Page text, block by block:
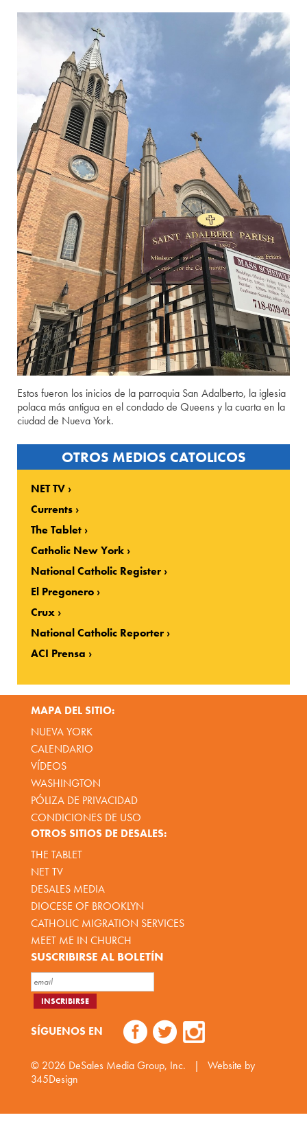
Estos fueron los inicios de la parroquia San Adalberto, la iglesia
polaca más antigua en el condado de Queens y la cuarta en la
ciudad de Nueva York.
OTROS MEDIOS CATOLICOS
NET TV
Currents
The Tablet
Catholic New York
National Catholic Register
El Pregonero
Crux
National Catholic Reporter
ACI Prensa
MAPA DEL SITIO:
NUEVA YORK
CALENDARIO
VÍDEOS
WASHINGTON
PÓLIZA DE PRIVACIDAD
CONDICIONES DE USO
OTROS SITIOS DE DESALES:
THE TABLET
NET TV
DESALES MEDIA
DIOCESE OF BROOKLYN
CATHOLIC MIGRATION SERVICES
MEET ME IN CHURCH
SUSCRIBIRSE AL BOLETÍN
SÍGUENOS EN
© 2026 DeSales Media Group, Inc. |
Website by
345Design